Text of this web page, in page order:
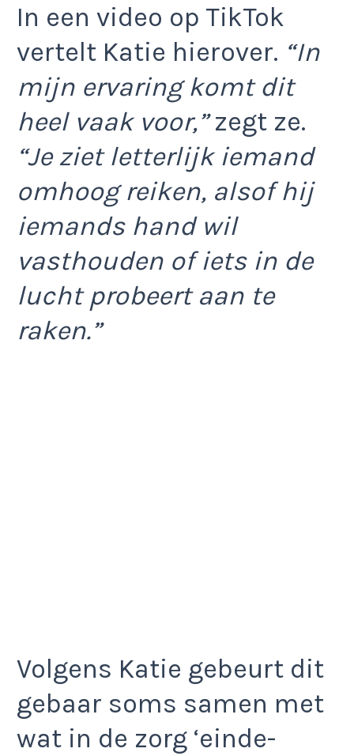
In een video op TikTok
vertelt Katie hierover. “In
mijn ervaring komt dit
heel vaak voor,”zegt ze.
“Je ziet letterlijk iemand
omhoog reiken, alsof hij
iemands hand wil
vasthouden of iets in de
lucht probeert aan te
raken.”
Volgens Katie gebeurt dit
gebaar soms samen met
wat in de zorg ‘einde-